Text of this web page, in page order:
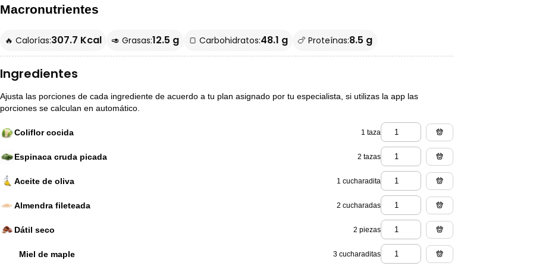
Macronutrientes
🔥 Calorías:307.7 Kcal 🥑 Grasas:12.5 g 🍞 Carbohidratos:48.1 g 🍗 Proteínas:8.5 g
Ingredientes
Ajusta las porciones de cada ingrediente de acuerdo a tu plan asignado por tu especialista, si utilizas la app las
porciones se calculan en automático.
Coliflor cocida 1 taza
Espinaca cruda picada 2 tazas
Aceite de oliva 1 cucharadita
Almendra fileteada 2 cucharadas
Dátil seco 2 piezas
Miel de maple 3 cucharaditas